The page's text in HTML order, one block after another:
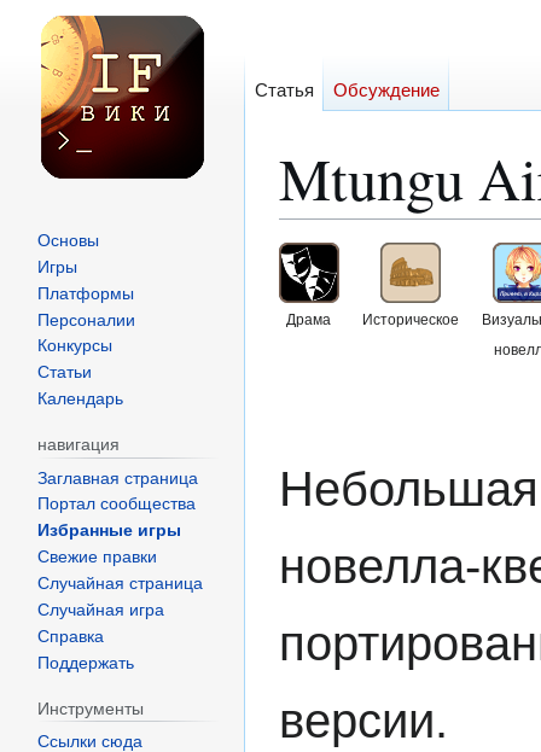
Mtungu
Перейти
навигации
Перейти
поиску
Драма Историческое
новелла-
версии.
Статья Обсуждение
Основы
Игры
Платформы
Персоналии
Конкурсы
Статьи
Календарь
навигация
Заглавная страница
Портал сообщества
Избранные игры
Свежие правки
Случайная страница
Случайная игра
Справка
Поддержать
Инструменты
Ссылки сюда